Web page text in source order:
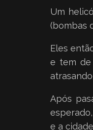
Um
(bombas
Eles
e tem de
Após
e a